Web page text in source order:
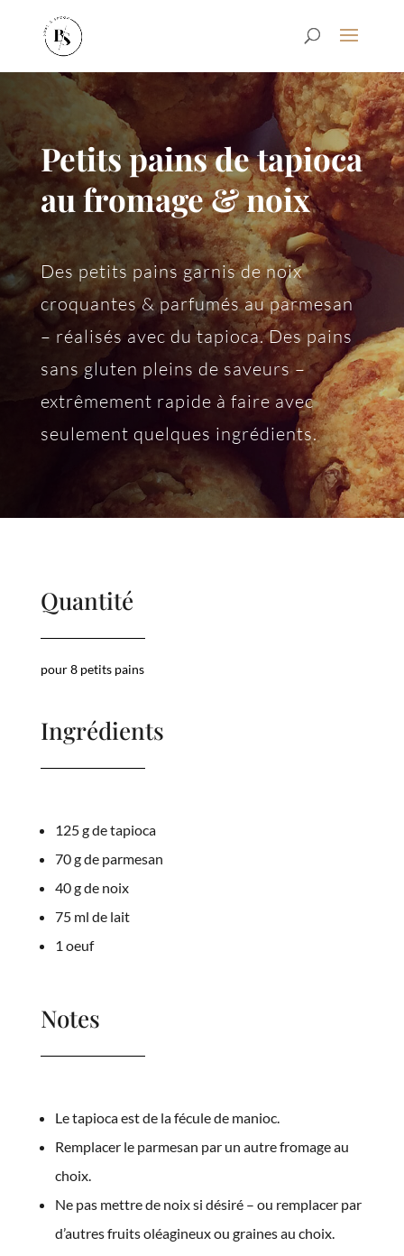
Petits pains de tapioca
au fromage & noix
Des petits pains garnis de noix
croquantes & parfumés au parmesan
– réalisés avec du tapioca. Des pains
sans gluten pleins de saveurs –
extrêmement rapide à faire avec
seulement quelques ingrédients.
Quantité
pour 8 petits pains
Ingrédients
125 g de tapioca
70 g de parmesan
40 g de noix
75 ml de lait
1 oeuf
Notes
Le tapioca est de la fécule de manioc.
Remplacer le parmesan par un autre fromage au
choix.
Ne pas mettre de noix si désiré – ou remplacer par
d’autres fruits oléagineux ou graines au choix.